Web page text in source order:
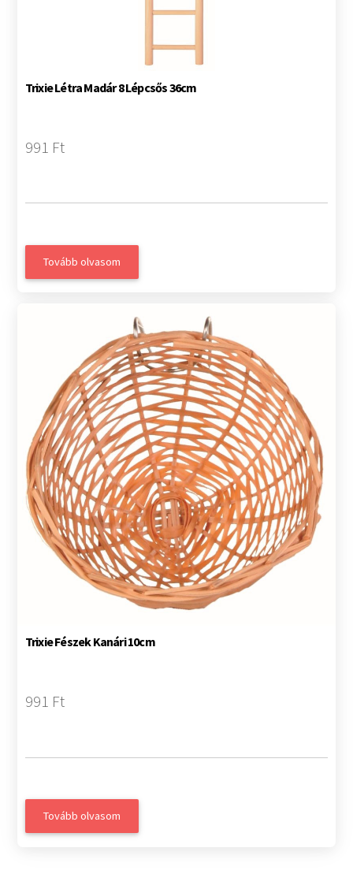
Trixie Létra Madár 8 Lépcsős 36cm
991 Ft
Tovább olvasom
Trixie Fészek Kanári 10cm
991 Ft
Tovább olvasom